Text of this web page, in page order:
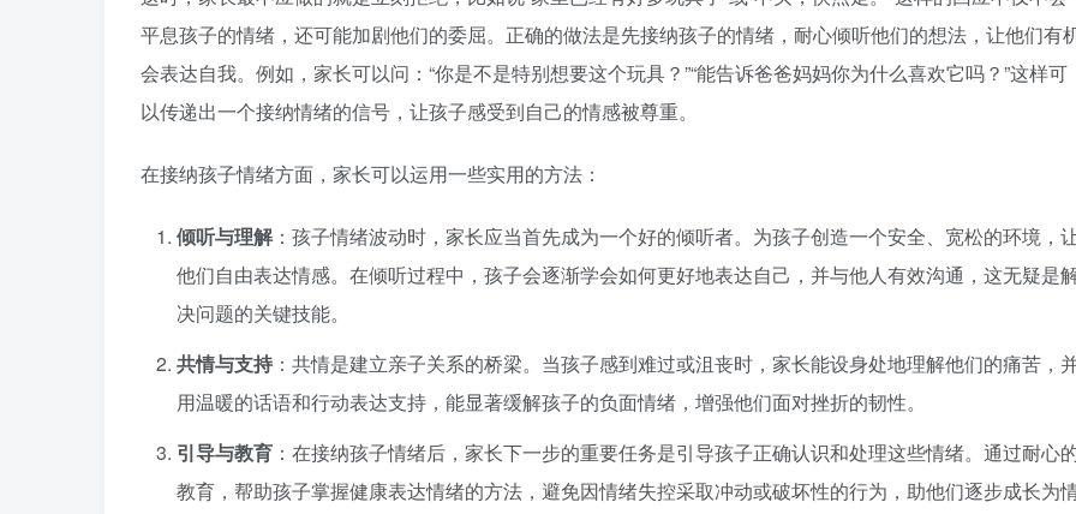
平息孩子的情绪，还可能加剧他们的委屈。正确的做法是先接纳孩子的情绪，耐心倾听他们的想法，让他们有
会表达自我。例如，家长可以问：“你是不是特别想要这个玩具？”“能告诉爸爸妈妈你为什么喜欢它吗？”这样可
以传递出一个接纳情绪的信号，让孩子感受到自己的情感被尊重。
在接纳孩子情绪方面，家长可以运用一些实用的方法：
倾听与理解：孩子情绪波动时，家长应当首先成为一个好的倾听者。为孩子创造一个安全、宽松的环境，
他们自由表达情感。在倾听过程中，孩子会逐渐学会如何更好地表达自己，并与他人有效沟通，这无疑是
决问题的关键技能。
共情与支持 ：共情是建立亲子关系的桥梁。当孩子感到难过或沮丧时，家长能设身处地理解他们的痛苦，
用温暖的话语和行动表达支持，能显著缓解孩子的负面情绪，增强他们面对挫折的韧性。
引导与教育 ：在接纳孩子情绪后，家长下一步的重要任务是引导孩子正确认识和处理这些情绪。通过耐心
教育，帮助孩子掌握健康表达情绪的方法，避免因情绪失控采取冲动或破坏性的行为，助他们逐步成长为